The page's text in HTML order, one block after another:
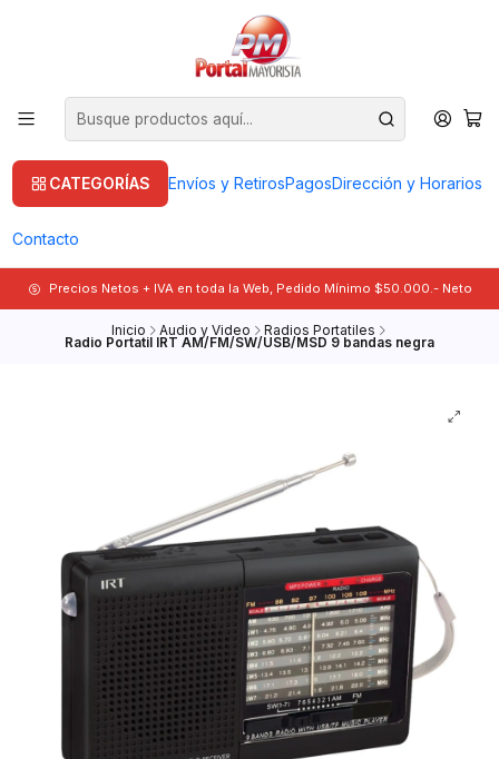
CATEGORÍAS Envíos y RetirosPagosDirección y Horarios
Contacto
Precios Netos + IVA en toda la Web, Pedido Mínimo $50.000.- Neto
Inicio Audio y Video Radios Portatiles
Radio Portatil IRT AM/FM/SW/USB/MSD 9 bandas negra